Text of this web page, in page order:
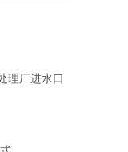
理厂进水口